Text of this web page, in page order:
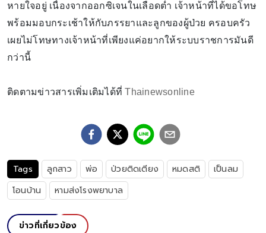
หายใจอยู่ เนื่องจากออกซิเจนในเลือดต่ำ เจ้าหน้าที่ได้ขอโทษ
พร้อมมอบกระเช้าให้กับภรรยาและลูกของผู้ป่วย ครอบครัว
เผยไม่โทษทางเจ้าหน้าที่เพียงแค่อยากให้ระบบราชการมันดี
กว่านี้
ติดตามข่าวสารเพิ่มเติมได้ที่Thainewsonline
Tags ลูกสาว พ่อ ป่วยติดเตียง หมดสติ
เป็นลม
โอนบ้าน
หามส่งโรงพยาบาล
ข่าวที่เกี่ยวข้อง